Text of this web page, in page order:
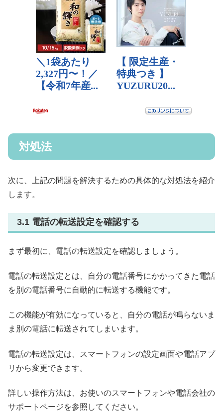
対処法
次に、上記の問題を解決するための具体的な対処法を紹介
します。
3.1 電話の転送設定を確認する
まず最初に、電話の転送設定を確認しましょう。
電話の転送設定とは、自分の電話番号にかかってきた電話
を別の電話番号に自動的に転送する機能です。
この機能が有効になっていると、自分の電話が鳴らないま
ま別の電話に転送されてしまいます。
電話の転送設定は、スマートフォンの設定画面や電話アプ
リから変更できます。
詳しい操作方法は、お使いのスマートフォンや電話会社の
サポートページを参照してください。